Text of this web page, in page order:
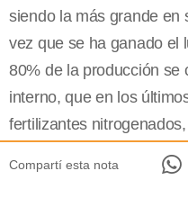
siendo la más grande en
vez que se ha ganado el
80% de la producción se
interno, que en los
fertilizantes
Compartí esta nota